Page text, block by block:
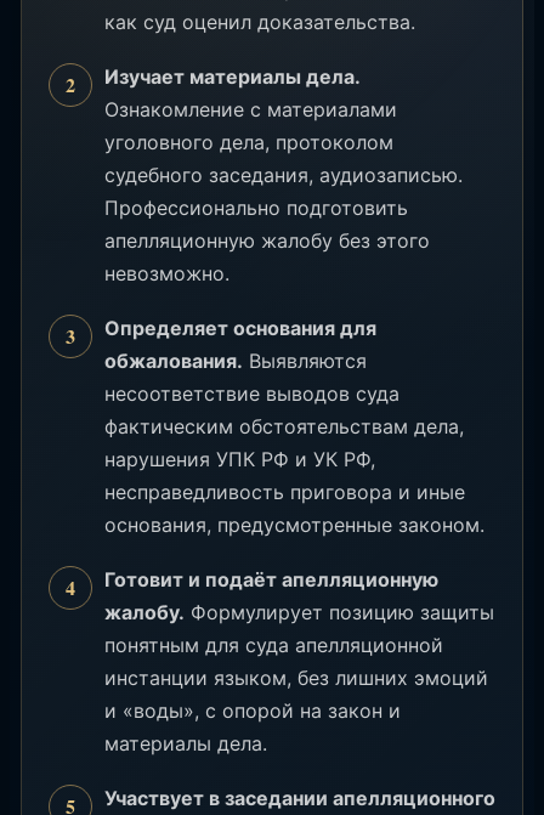
как суд оценил доказательства.
Изучает материалы дела.
Ознакомление с материалами
уголовного дела, протоколом
судебного заседания, аудиозаписью.
Профессионально подготовить
апелляционную жалобу без этого
невозможно.
Определяет основания для
обжалования. Выявляются
несоответствие выводов суда
фактическим обстоятельствам дела,
нарушения УПК РФ и УК РФ,
несправедливость приговора и иные
основания, предусмотренные законом.
Готовит и подаёт апелляционную
жалобу. Формулирует позицию защиты
понятным для суда апелляционной
инстанции языком, без лишних эмоций
и «воды», с опорой на закон и
материалы дела.
Участвует в заседании апелляционного